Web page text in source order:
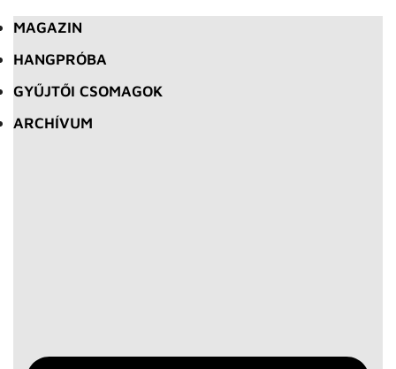
MAGAZIN
HANGPRÓBA
GYŰJTŐI CSOMAGOK
ARCHÍVUM